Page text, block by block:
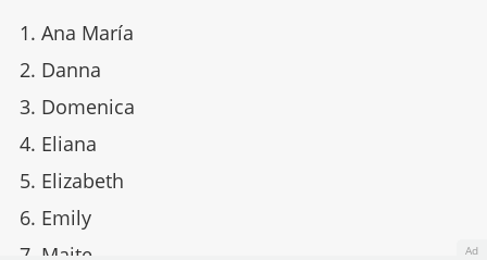
Ana María
Danna
Domenica
Eliana
Elizabeth
Emily
Maite
Ad